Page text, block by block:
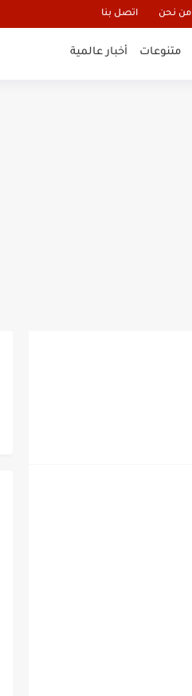
من نحن اتصل بنا
متنوعات أخبار عالمية